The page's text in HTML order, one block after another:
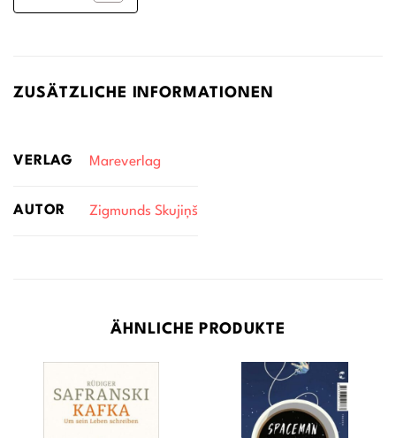
ZUSÄTZLICHE INFORMATIONEN
VERLAG Mareverlag
AUTOR Zigmunds Skujiņš
ÄHNLICHE PRODUKTE